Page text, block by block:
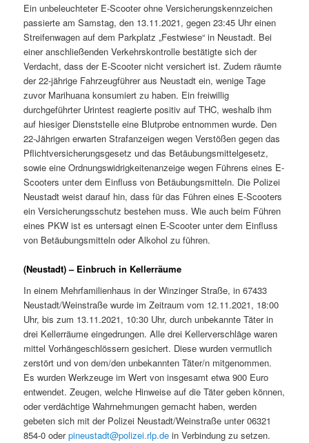
Ein unbeleuchteter E-Scooter ohne Versicherungskennzeichen
passierte am Samstag, den 13.11.2021, gegen 23:45 Uhr einen
Streifenwagen auf dem Parkplatz „Festwiese“ in Neustadt. Bei
einer anschließenden Verkehrskontrolle bestätigte sich der
Verdacht, dass der E-Scooter nicht versichert ist. Zudem räumte
der 22-jährige Fahrzeugführer aus Neustadt ein, wenige Tage
zuvor Marihuana konsumiert zu haben. Ein freiwillig
durchgeführter Urintest reagierte positiv auf THC, weshalb ihm
auf hiesiger Dienststelle eine Blutprobe entnommen wurde. Den
22-Jährigen erwarten Strafanzeigen wegen Verstößen gegen das
Pflichtversicherungsgesetz und das Betäubungsmittelgesetz,
sowie eine Ordnungswidrigkeitenanzeige wegen Führens eines E-
Scooters unter dem Einfluss von Betäubungsmitteln. Die Polizei
Neustadt weist darauf hin, dass für das Führen eines E-Scooters
ein Versicherungsschutz bestehen muss. Wie auch beim Führen
eines PKW ist es untersagt einen E-Scooter unter dem Einfluss
von Betäubungsmitteln oder Alkohol zu führen.
(Neustadt) – Einbruch in Kellerräume
In einem Mehrfamilienhaus in der Winzinger Straße, in 67433
Neustadt/Weinstraße wurde im Zeitraum vom 12.11.2021, 18:00
Uhr, bis zum 13.11.2021, 10:30 Uhr, durch unbekannte Täter in
drei Kellerräume eingedrungen. Alle drei Kellerverschläge waren
mittel Vorhängeschlössern gesichert. Diese wurden vermutlich
zerstört und von dem/den unbekannten Täter/n mitgenommen.
Es wurden Werkzeuge im Wert von insgesamt etwa 900 Euro
entwendet. Zeugen, welche Hinweise auf die Täter geben können,
oder verdächtige Wahrnehmungen gemacht haben, werden
gebeten sich mit der Polizei Neustadt/Weinstraße unter 06321
854-0 oderpineustadt@polizei.rlp.de in Verbindung zu setzen.